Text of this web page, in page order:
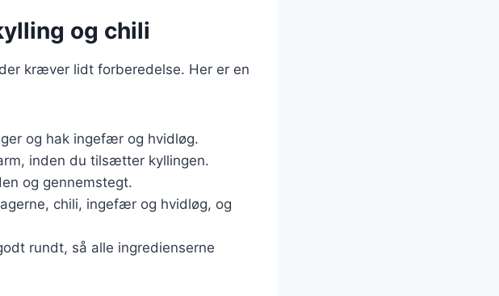
og chili
kræver lidt forberedelse. Her er en
og hak ingefær og hvidløg.
inden du tilsætter kyllingen.
og gennemstegt.
chili, ingefær og hvidløg, og
rundt, så alle ingredienserne